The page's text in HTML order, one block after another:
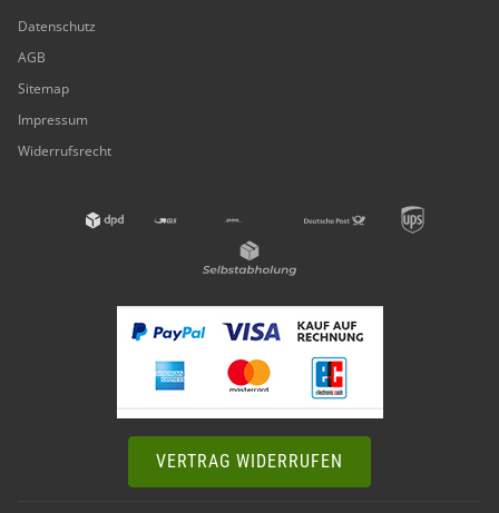
Datenschutz
AGB
Sitemap
Impressum
Widerrufsrecht
VERTRAG WIDERRUFEN